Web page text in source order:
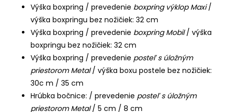
Výška boxpring / prevedenie boxpring výklop Maxi/
výška boxpringu bez nožičiek: 32 cm
Výška boxpring / prevedenie boxpring Mobil/ výška
boxpringu bez nožičiek: 32 cm
Výška boxpring / prevedenie posteľ s úložným
priestorom Metal/ výška boxu postele bez nožičiek:
30c m / 35 cm
Hrúbka bočnice: / prevedenie posteľ s úložným
priestorom Metal/ 5 cm / 8 cm